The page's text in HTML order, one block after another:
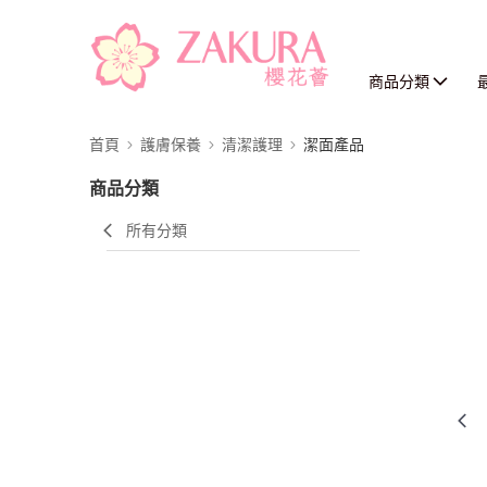
商品分類
首頁 護膚保養 清潔護理 潔面產品
商品分類
所有分類